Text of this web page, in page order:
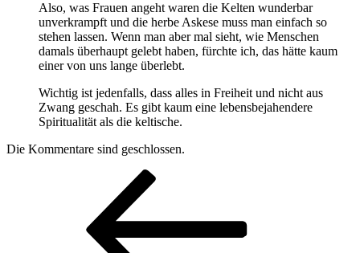
Also, was Frauen angeht waren die Kelten wunderbar
unverkrampft und die herbe Askese muss man einfach so
stehen lassen. Wenn man aber mal sieht, wie Menschen
damals überhaupt gelebt haben, fürchte ich, das hätte kaum
einer von uns lange überlebt.
Wichtig ist jedenfalls, dass alles in Freiheit und nicht aus
Zwang geschah. Es gibt kaum eine lebensbejahendere
Spiritualität als die keltische.
Die Kommentare sind geschlossen.
Beitragsnavigation